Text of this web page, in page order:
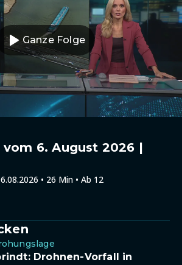
Ganze Folge
6. August 2026 |
• 26 Min • Ab 12
Drohnen-Vorfall in